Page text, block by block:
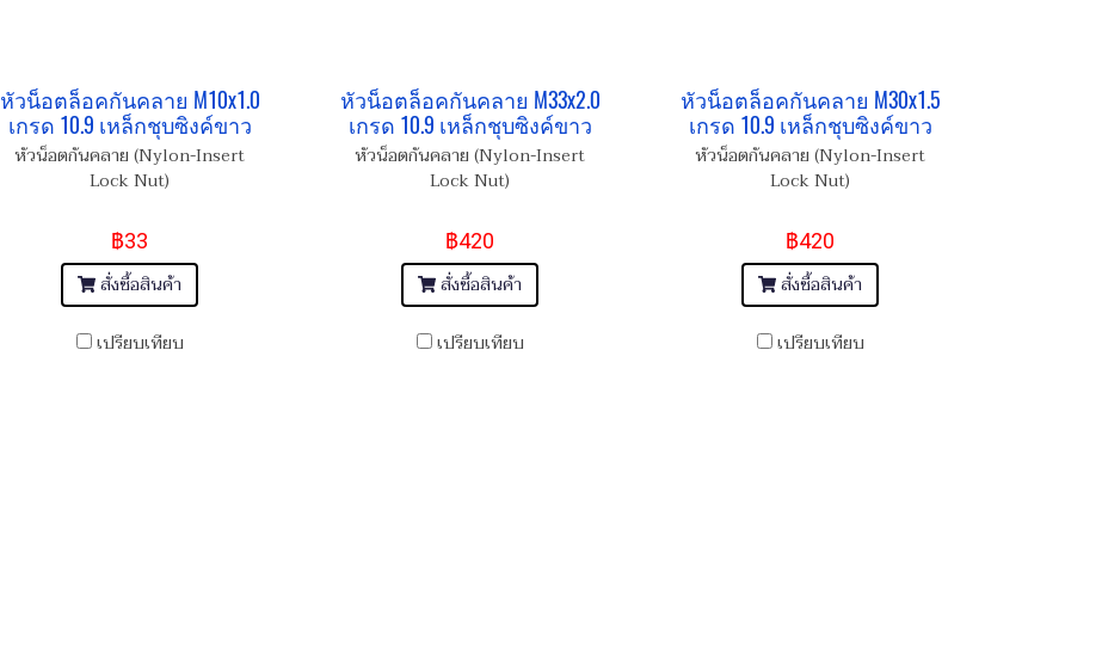
หัวน็อตล็อคกันคลาย M10x1.0
เกรด 10.9 เหล็กชุบซิงค์ขาว
หัวน็อตกันคลาย (Nylon-Insert
Lock Nut)
฿33
สั่งซื้อสินค้า
เปรียบเทียบ
หัวน็อตล็อคกันคลาย M33x2.0
เกรด 10.9 เหล็กชุบซิงค์ขาว
หัวน็อตกันคลาย (Nylon-Insert
Lock Nut)
฿420
สั่งซื้อสินค้า
เปรียบเทียบ
หัวน็อตล็อคกันคลาย M30x1.5
เกรด 10.9 เหล็กชุบซิงค์ขาว
หัวน็อตกันคลาย (Nylon-Insert
Lock Nut)
฿420
สั่งซื้อสินค้า
เปรียบเทียบ